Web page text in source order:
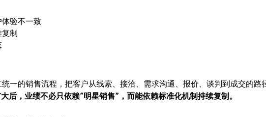
验不一致
制
一的销售流程，把客户从线索、接洽、需求沟通、报价、谈判到成交的路
后，业绩不必只依赖“明星销售”，而能依赖标准化机制持续复制。